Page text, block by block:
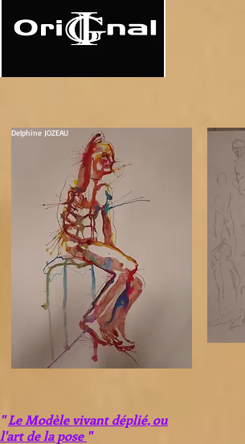
Delphine JOZEAU
"Le Modèle vivant déplié, ou
l'art de la pose "